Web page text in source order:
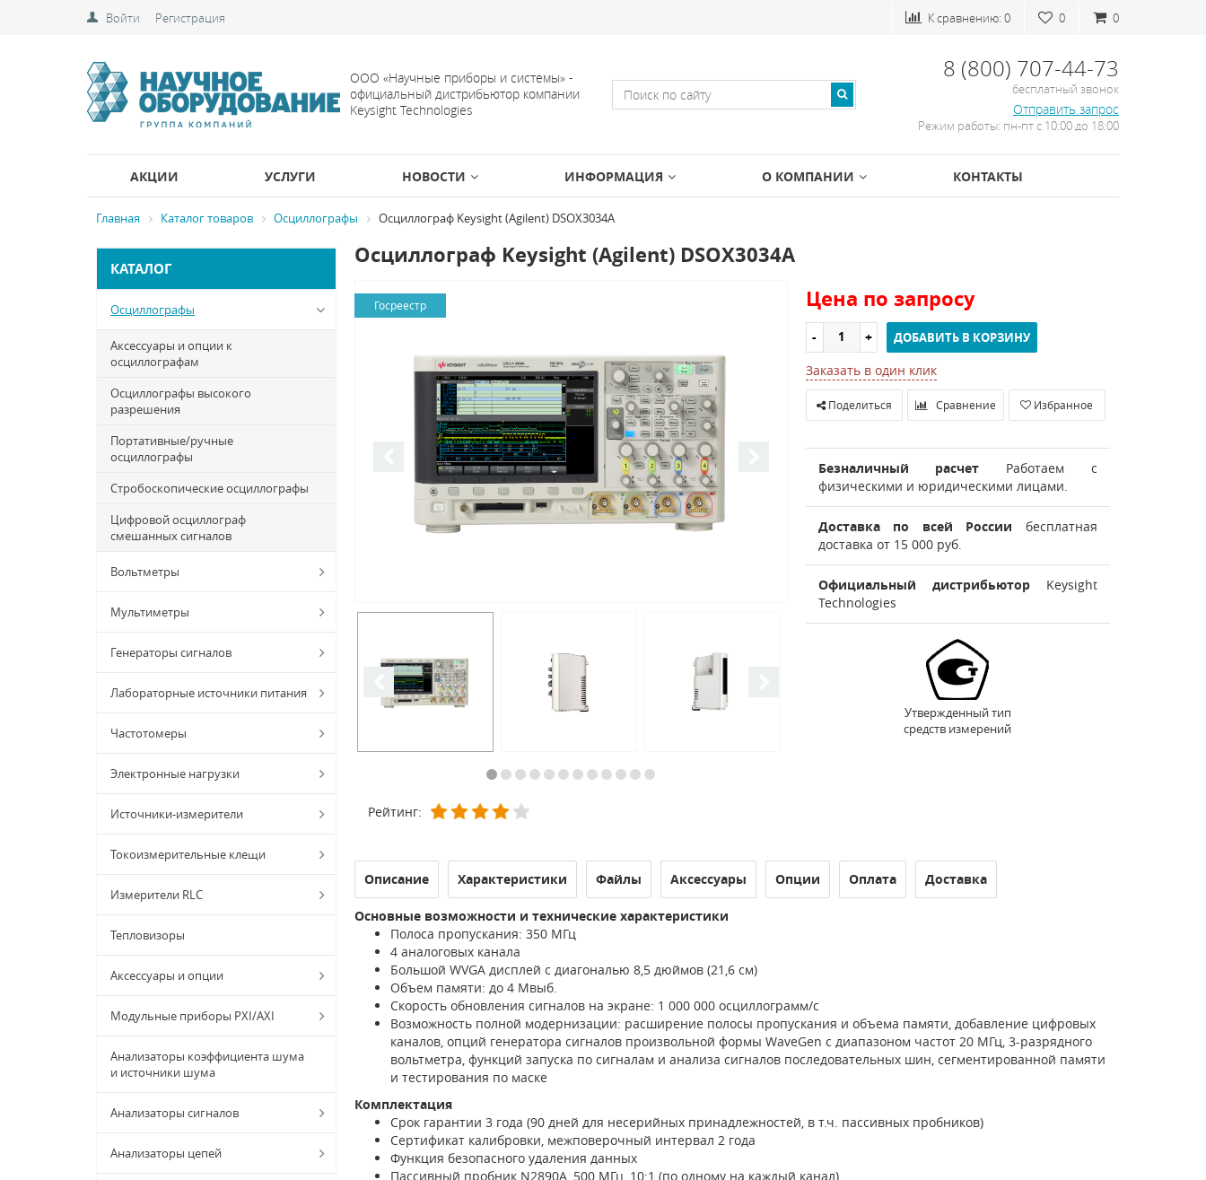
Войти Регистрация 0
0
К сравнению: 0
ООО «Научные приборы и системы» -
официальный дистрибьютор компании
Keysight Technologies
8 (800) 707-44-73
бесплатный звонок
Отправить запрос
Режим работы: пн-пт с 10:00 до 18:00
АКЦИИ УСЛУГИ НОВОСТИ ИНФОРМАЦИЯ О КОМПАНИИ КОНТАКТЫ
Главная Каталог товаров Осциллографы Осциллограф Keysight (Agilent) DSOX3034A
КАТАЛОГ
Осциллографы
Аксессуары и опции к
осциллографам
Осциллографы высокого
разрешения
Портативные/ручные
осциллографы
Стробоскопические осциллографы
Цифровой осциллограф
смешанных сигналов
Вольтметры
Мультиметры
Генераторы сигналов
Лабораторные источники питания
Частотомеры
Электронные нагрузки
Источники-измерители
Токоизмерительные клещи
Измерители RLC
Тепловизоры
Аксессуары и опции
Модульные приборы PXI/AXI
Анализаторы коэффициента шума
и источники шума
Анализаторы сигналов
Анализаторы цепей
Осциллограф Keysight (Agilent) DSOX3034A
Госреестр
Рейтинг:
Цена по запросу
ДОБАВИТЬ В КОРЗИНУ
Заказать в один клик
Поделиться Сравнение Избранное
Безналичный расчет Работаем с
физическими и юридическими лицами.
Доставка по всей России бесплатная
доставка от 15 000 руб.
Официальный дистрибьюторKeysight
Technologies
Утвержденный тип
средств измерений
Описание Характеристики Файлы Аксессуары Опции Оплата Доставка
Основные возможности и технические характеристики
Полоса пропускания: 350 МГц
4 аналоговых канала
Большой WVGA дисплей с диагональю 8,5 дюймов (21,6 см)
Объем памяти: до 4 Мвыб.
Скорость обновления сигналов на экране: 1 000 000 осциллограмм/с
Возможность полной модернизации: расширение полосы пропускания и объема памяти, добавление цифровых
каналов, опций генератора сигналов произвольной формы WaveGen с диапазоном частот 20 МГц, 3-разрядного
вольтметра, функций запуска по сигналам и анализа сигналов последовательных шин, сегментированной памяти
и тестирования по маске
Комплектация
Срок гарантии 3 года (90 дней для несерийных принадлежностей, в т.ч. пассивных пробников)
Сертификат калибровки, межповерочный интервал 2 года
Функция безопасного удаления данных
Пассивный пробник N2890A, 500 МГц, 10:1 (по одному на каждый канал)